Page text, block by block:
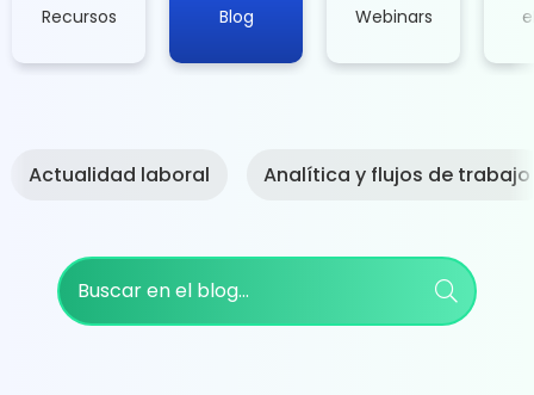
Recursos Blog Webinars
Actualidad laboral Analítica y flujos de trabajo